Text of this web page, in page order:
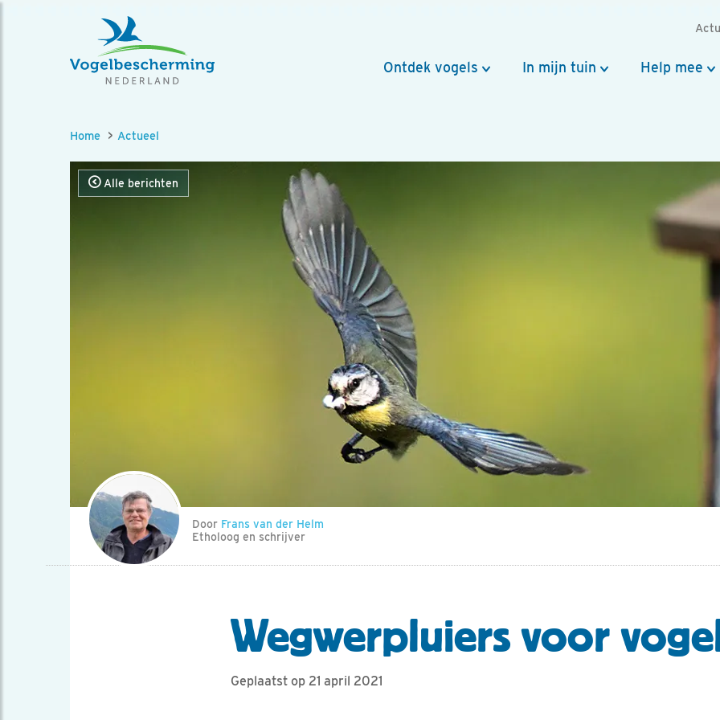
Ontdek vogels In mijn tuin Help mee
Home Actueel
Alle berichten
Door Frans van der Helm
Etholoog en schrijver
Wegwerpluiers voor
Geplaatst op 21 april 2021